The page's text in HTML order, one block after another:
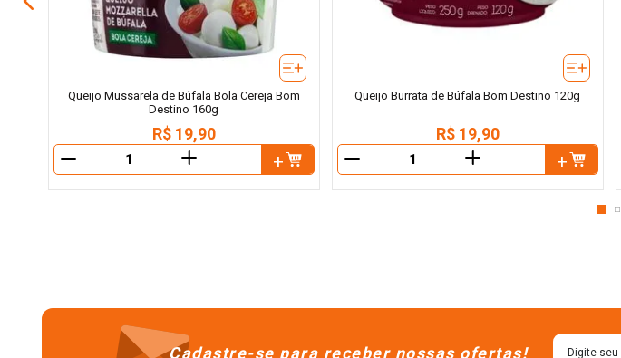
Queijo Mussarela de Búfala Bola Cereja Bom
Destino 160g
R$ 19,90
＋
Queijo Burrata de Búfala Bom Destino 120g
R$ 19,90
＋
Cadastre-se para receber nossas ofertas!